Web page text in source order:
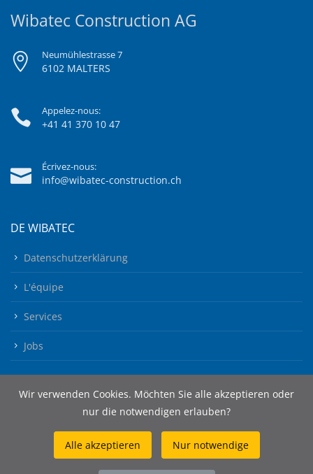
Wibatec Construction AG
Neumühlestrasse 7
6102 MALTERS
Appelez-nous:
+41 41 370 10 47
Écrivez-nous:
info@wibatec-construction.ch
DE WIBATEC
Datenschutzerklärung
L'équipe
Services
Jobs
© 2026 Wibatec AG
Wir verwenden Cookies. Möchten Sie alle akzeptieren oder
nur die notwendigen erlauben?
Alle akzeptieren Nur notwendige